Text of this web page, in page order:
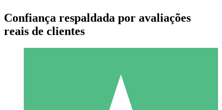
Pacotes de Créditos Individuais
Confiança respaldada por avaliações
reais de clientes